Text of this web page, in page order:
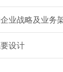
业战略及业务
设计